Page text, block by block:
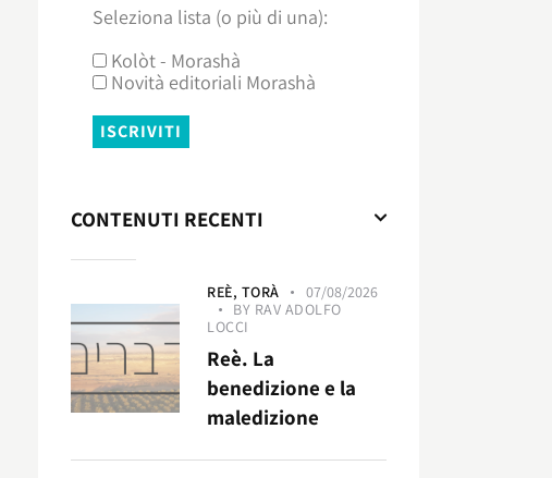
Seleziona lista (o più di una):
Kolòt - Morashà
Novità editoriali Morashà
CONTENUTI RECENTI
REÈ, TORÀ
07/08/2026
BY RAV ADOLFO
LOCCI
Reè. La
benedizione e la
maledizione